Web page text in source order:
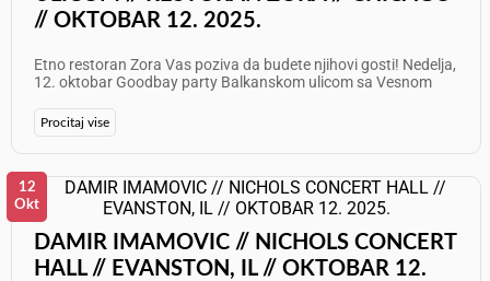
// OKTOBAR 12. 2025.
Etno restoran Zora Vas poziva da budete njihovi gosti! Nedelja,
12. oktobar Goodbay party Balkanskom ulicom sa Vesnom
Nastupaju Ivana Pilja i Rajko Paunović Info: 773 625 7087
Želimo Vam odličan provod!
Procitaj vise
DAMIR IMAMOVIC // NICHOLS CONCERT
HALL // EVANSTON, IL // OKTOBAR 12.
12
Okt